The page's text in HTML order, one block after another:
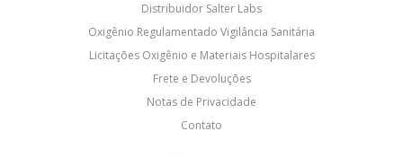
Distribuidor Salter Labs
Oxigênio Regulamentado Vigilância Sanitária
Licitações Oxigênio e Materiais Hospitalares
Frete e Devoluções
Notas de Privacidade
Contato